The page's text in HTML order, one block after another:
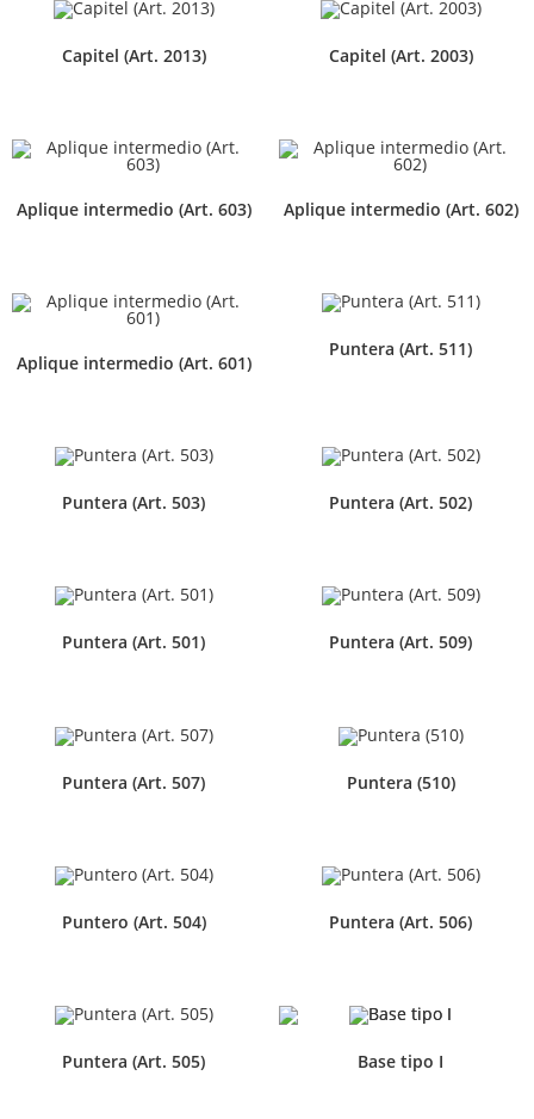
Capitel (Art. 2013) Capitel (Art. 2003)
Aplique intermedio (Art. 603) Aplique intermedio (Art. 602)
Aplique intermedio (Art. 601)
Puntera (Art. 511)
Puntera (Art. 503) Puntera (Art. 502)
Puntera (Art. 501) Puntera (Art. 509)
Puntera (Art. 507) Puntera (510)
Puntero (Art. 504) Puntera (Art. 506)
Puntera (Art. 505) Base tipo I